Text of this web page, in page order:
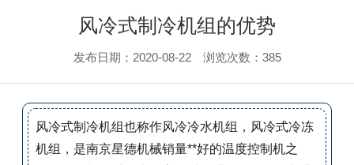
风冷式制冷机组的优势
发布日期：2020-08-22 浏览次数： 385
风冷式制冷机组也称作风冷冷水机组，风冷式冷冻
机组，是南京星德机械销量**好的温度控制机之